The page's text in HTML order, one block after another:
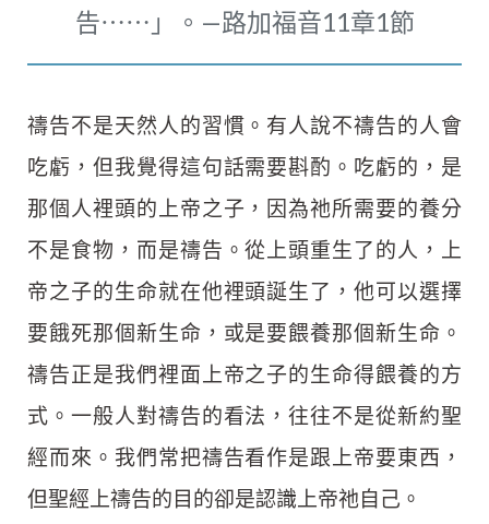
告⋯⋯」。—路加福音11章1節
禱告不是天然人的習慣。有人說不禱告的人會
吃虧，但我覺得這句話需要斟酌。吃虧的，是
那個人裡頭的上帝之子，因為祂所需要的養分
不是食物，而是禱告。從上頭重生了的人，上
帝之子的生命就在他裡頭誕生了，他可以選擇
要餓死那個新生命，或是要餵養那個新生命。
禱告正是我們裡面上帝之子的生命得餵養的方
式。一般人對禱告的看法，往往不是從新約聖
經而來。我們常把禱告看作是跟上帝要東西，
但聖經上禱告的目的卻是認識上帝祂自己。